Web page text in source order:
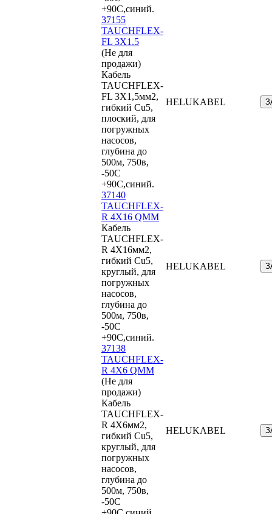
+90С,синий.
37155
TAUCHFLEX-
FL 3X1.5
(Не для
продажи)
Кабель
TAUCHFLEX-
FL 3X1,5мм2,
гибкий Cu5,
плоский, для
погружных
насосов,
глубина до
500м, 750в,
-50С
+90С,синий.
HELUKABEL
37140
TAUCHFLEX-
R 4X16 QMM
Кабель
TAUCHFLEX-
R 4X16мм2,
гибкий Cu5,
круглый, для
погружных
насосов,
глубина до
500м, 750в,
-50С
+90С,синий.
HELUKABEL
37138
TAUCHFLEX-
R 4X6 QMM
(Не для
продажи)
Кабель
TAUCHFLEX-
R 4X6мм2,
гибкий Cu5,
круглый, для
погружных
насосов,
глубина до
500м, 750в,
-50С
HELUKABEL